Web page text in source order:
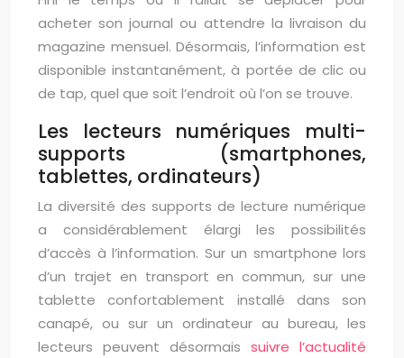
acheter son journal ou attendre la livraison du
magazine mensuel. Désormais, l’information est
disponible instantanément, à portée de clic ou
de tap, quel que soit l’endroit où l’on se trouve.
Les lecteurs numériques multi-
supports (smartphones,
tablettes, ordinateurs)
La diversité des supports de lecture numérique
a considérablement élargi les possibilités
d’accès à l’information. Sur un smartphone lors
d’un trajet en transport en commun, sur une
tablette confortablement installé dans son
canapé, ou sur un ordinateur au bureau, les
lecteurs peuvent désormais suivre l’actualité